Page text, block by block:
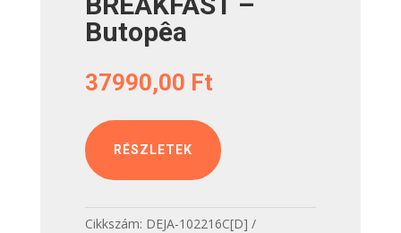
Butopêa
37990,00 Ft
RÉSZLETEK
Cikkszám: DEJA-102216C[D]